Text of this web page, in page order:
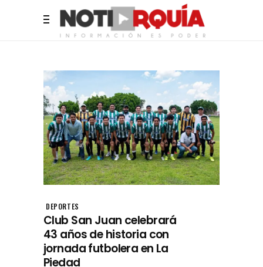
DEPORTES
Club San Juan celebrará
43 años de historia con
jornada futbolera en La
Piedad